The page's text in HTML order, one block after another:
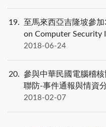
19
至馬來西亞吉隆坡參
on Computer Security
2018-06-24
20
參與中華民國電腦稽
聯防-事件通報與情資分
2018-02-07